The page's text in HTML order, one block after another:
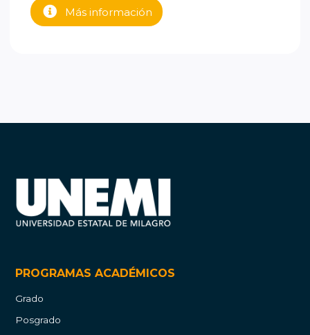
Más información
PROGRAMAS ACADÉMICOS
Grado
Posgrado